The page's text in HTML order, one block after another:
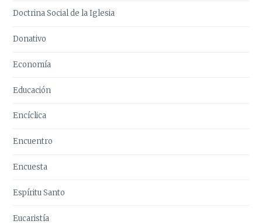
Doctrina Social de la Iglesia
Donativo
Economía
Educación
Encíclica
Encuentro
Encuesta
Espíritu Santo
Eucaristía